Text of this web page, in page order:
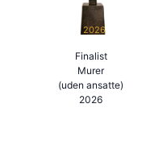
2026
Finalist
Murer
(uden ansatte)
2026